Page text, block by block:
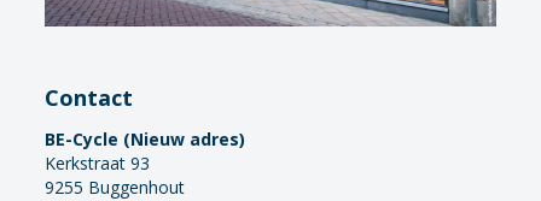
Contact
BE-Cycle (Nieuw adres)
Kerkstraat 93
9255 Buggenhout